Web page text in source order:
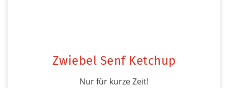
Zwiebel Senf Ketchup
Nur für kurze Zeit!